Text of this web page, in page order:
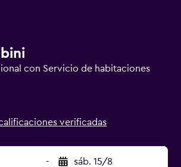
con Servicio de habitaciones
verificadas
- sáb. 15/8